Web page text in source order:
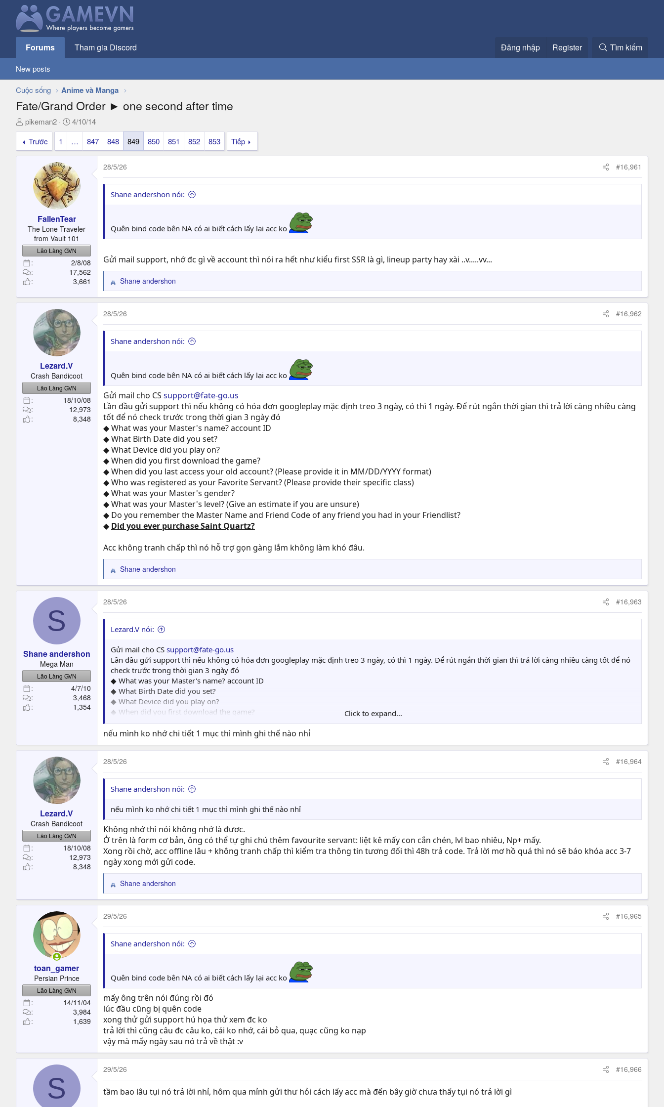
Forums Tham gia Discord Đăng nhập Register Tìm kiếm
New posts
Cuộc sống Anime và Manga
Fate/Grand Order ► one second after time
T
h
e
r
pikeman2
N
g
à
y
ử
i
4/10/14
Trước
1 … 847 848 849 850 851 852 853 Tiếp
FallenTear
The Lone Traveler
from Vault 101
Lão Làng GVN
2/8/08
17,562
3,661
28/5/26 #16,961
Shane andershon nói:
Quên bind code bên NA có ai biết cách lấy lại acc ko
Gửi mail support, nhớ đc gì về account thì nói ra hết như kiểu first SSR là gì, lineup party hay xài ..v.....vv...
R
e
a
c
t
i
o
Shane andershon
Lezard.V
Crash Bandicoot
Lão Làng GVN
18/10/08
12,973
8,348
28/5/26 #16,962
Shane andershon nói:
Quên bind code bên NA có ai biết cách lấy lại acc ko
Gửi mail cho CS support@fate-go.us
Lần đầu gửi support thì nếu không có hóa đơn googleplay mặc định treo 3 ngày, có thì 1 ngày. Để rút ngắn thời gian thì trả lời càng nhiều càng
tốt để nó check trước trong thời gian 3 ngày đó
◆ What was your Master's name? account ID
◆ What Birth Date did you set?
◆ What Device did you play on?
◆ When did you first download the game?
◆ When did you last access your old account? (Please provide it in MM/DD/YYYY format)
◆ Who was registered as your Favorite Servant? (Please provide their specific class)
◆ What was your Master's gender?
◆ What was your Master's level? (Give an estimate if you are unsure)
◆ Do you remember the Master Name and Friend Code of any friend you had in your Friendlist?
◆ Did you ever purchase Saint Quartz?
Acc không tranh chấp thì nó hỗ trợ gọn gàng lắm không làm khó đâu.
R
e
a
c
t
i
o
s
Shane andershon
S
Shane andershon
Mega Man
Lão Làng GVN
4/7/10
3,468
1,354
28/5/26 #16,963
Lezard.V nói:
Gửi mail cho CS support@fate-go.us
Lần đầu gửi support thì nếu không có hóa đơn googleplay mặc định treo 3 ngày, có thì 1 ngày. Để rút ngắn thời gian thì trả lời càng nhiều càng tốt để nó
check trước trong thời gian 3 ngày đó
◆ What was your Master's name? account ID
◆ What Birth Date did you set?
◆ What Device did you play on?
◆ When did you first download the game?
◆ When did you last access your old account? (Please provide it in MM/DD/YYYY format)
◆ Who was registered as your Favorite Servant? (Please provide their specific class)
◆ What was your Master's gender?
◆ What was your Master's level? (Give an estimate if you are unsure)
◆ Do you remember the Master Name and Friend Code of any friend you had in your Friendlist?
◆Did you ever purchase Saint Quartz?
Acc không tranh chấp thì nó hỗ trợ gọn gàng lắm không làm khó đâu.
Click to expand...
nếu mình ko nhớ chi tiết 1 mục thì mình ghi thế nào nhỉ
Lezard.V
Crash Bandicoot
Lão Làng GVN
18/10/08
12,973
8,348
28/5/26 #16,964
Shane andershon nói:
nếu mình ko nhớ chi tiết 1 mục thì mình ghi thế nào nhỉ
Không nhớ thì nói không nhớ là đươc.
Ở trên là form cơ bản, ông có thể tự ghi chú thêm favourite servant: liệt kê mấy con cắn chén, lvl bao nhiêu, Np+ mấy.
Xong rồi chờ, acc offline lâu + không tranh chấp thì kiểm tra thông tin tương đối thì 48h trả code. Trả lời mơ hồ quá thì nó sẽ báo khóa acc 3-7
ngày xong mới gửi code.
R
e
a
c
t
i
o
Shane andershon
toan_gamer
Persian Prince
Lão Làng GVN
14/11/04
3,984
1,639
29/5/26 #16,965
Shane andershon nói:
Quên bind code bên NA có ai biết cách lấy lại acc ko
mấy ông trên nói đúng rồi đó
lúc đầu cũng bị quên code
xong thử gửi support hú họa thử xem đc ko
trả lời thì cũng câu đc câu ko, cái ko nhớ, cái bỏ qua, quạc cũng ko nạp
vậy mà mấy ngày sau nó trả về thật :v
S
29/5/26 #16,966
tầm bao lâu tụi nó trả lời nhỉ, hôm qua mỉnh gửi thư hỏi cách lấy acc mà đến bây giờ chưa thấy tụi nó trả lời gì